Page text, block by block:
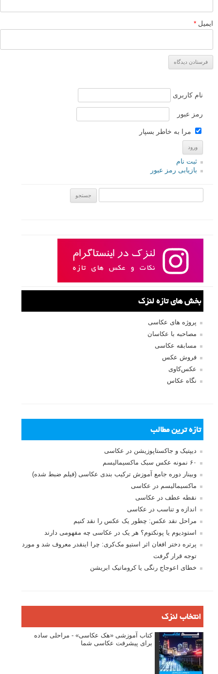
ایمیل *
نام کاربری
رمز عبور
مرا به خاطر بسپار
ثبت نام
بازیابی رمز عبور
بخش های تازه لنزک
پروژه های عکاسی
مصاحبه با عکاسان
مسابقه عکاسی
فروش عکس
عکس‌کاوی
نگاه عکاس
تازه ترین مطالب
دیپتیک و جاکستا‌پوزیشن در عکاسی
۶۰ نمونه عکس سبک ماکسیمالیسم
وبینار دوره جامع آموزش ترکیب بندی عکاسی (فیلم ضبط شده)
ماکسیمالیسم در عکاسی
نقطه عطف در عکاسی
اندازه و تناسب در عکاسی
مراحل نقد عکس: چطور یک عکس را نقد کنیم
استودیوم یا پونکتوم؟ هر یک در عکاسی چه مفهومی دارند
پرتره دختر افغان اثر استیو مک‌کری: چرا اینقدر معروف شد و مورد
توجه قرار گرفت
خطای اعوجاج رنگی یا کروماتیک ابریشن
انتخاب لنزک
کتاب آموزشی «هک عکاسی» - مراحلی ساده
برای پیشرفت عکاسی شما